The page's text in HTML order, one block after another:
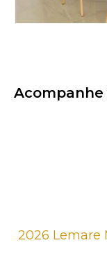
Acompanhe
2026 Lemare